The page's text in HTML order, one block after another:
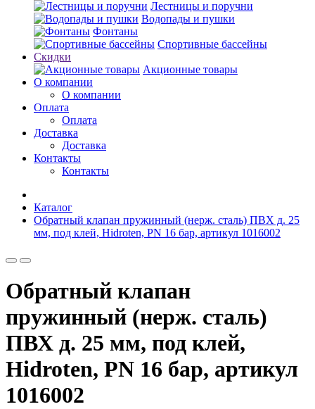
Лестницы и поручни
Водопады и пушки
Фонтаны
Спортивные бассейны
Скидки
Акционные товары
О компании
О компании
Оплата
Оплата
Доставка
Доставка
Контакты
Контакты
Каталог
Обратный клапан пружинный (нерж. сталь) ПВХ д. 25
мм, под клей, Hidroten, PN 16 бар, артикул 1016002
Обратный клапан
пружинный (нерж. сталь)
ПВХ д. 25 мм, под клей,
Hidroten, PN 16 бар, артикул
1016002